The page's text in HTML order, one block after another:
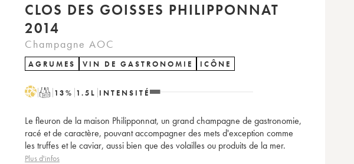
CLOS DES GOISSES PHILIPPONNAT
2014
Champagne AOC
AGRUMES VIN DE GASTRONOMIE ICÔNE
HT 13% 1.5 L INTENSITÉ
Le fleuron de la maison Philipponnat, un grand champagne de gastronomie,
racé et de caractère, pouvant accompagner des mets d'exception comme
les truffes et le caviar, aussi bien que des volailles ou produits de la mer.
Plus d'infos